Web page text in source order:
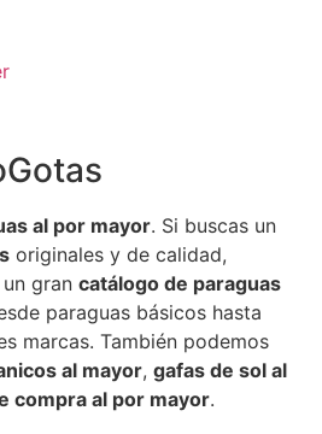
al por mayor. Si buscas un
originales y de calidad,
gran catálogo de paraguas
paraguas básicos hasta
marcas. También podemos
al mayor, gafas de sol al
compra al por mayor.